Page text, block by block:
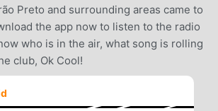
Preto and surrounding areas came to
the app now to listen to the radio
who is in the air, what song is rolling
club, Ok Cool!
INTRODUÇÃO